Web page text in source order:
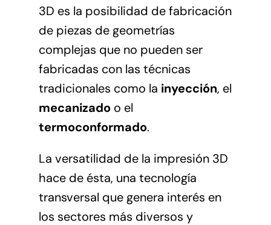
3D es la posibilidad de fabricación
de piezas de geometrías
complejas que no pueden ser
fabricadas con las técnicas
tradicionales como la inyección, el
mecanizadoo el
termoconformado.
La versatilidad de la impresión 3D
hace de ésta, una tecnología
transversal que genera interés en
los sectores más diversos y